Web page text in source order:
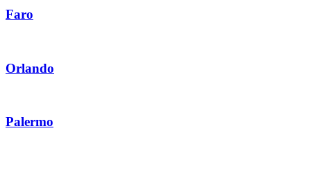
Faro
Orlando
Palermo